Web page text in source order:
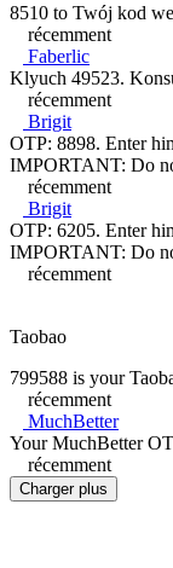
8510 to Twój kod
récemment
Faberlic
Klyuch 49523.
récemment
Brigit
OTP: 8898. Enter
IMPORTANT: Do
récemment
Brigit
OTP: 6205. Enter
IMPORTANT: Do
récemment
Taobao
799588 is your
récemment
MuchBetter
Your MuchBetter
récemment
Charger plus